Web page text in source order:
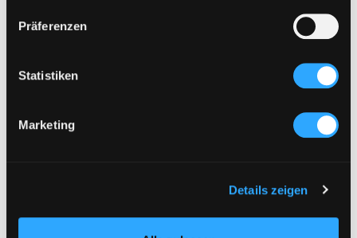
Präferenzen
Statistiken
Marketing
Details zeigen
CARE INSTRUCTIONS